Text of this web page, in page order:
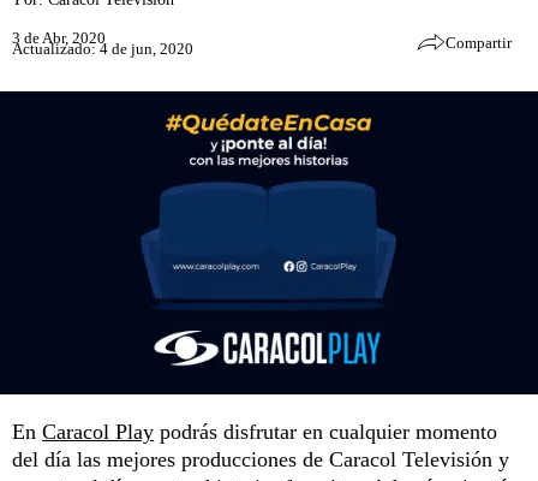
3 de Abr, 2020
Actualizado: 4 de jun, 2020 Compartir
En Caracol Play podrás disfrutar en cualquier momento
del día las mejores producciones de Caracol Televisión y